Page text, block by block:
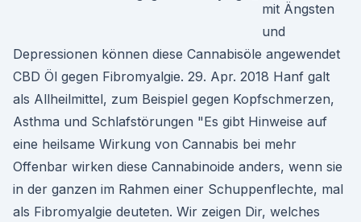
mit Ängsten
und
Depressionen können diese Cannabisöle angewendet
CBD Öl gegen Fibromyalgie. 29. Apr. 2018 Hanf galt
als Allheilmittel, zum Beispiel gegen Kopfschmerzen,
Asthma und Schlafstörungen "Es gibt Hinweise auf
eine heilsame Wirkung von Cannabis bei mehr
Offenbar wirken diese Cannabinoide anders, wenn sie
in der ganzen im Rahmen einer Schuppenflechte, mal
als Fibromyalgie deuteten. Wir zeigen Dir, welches